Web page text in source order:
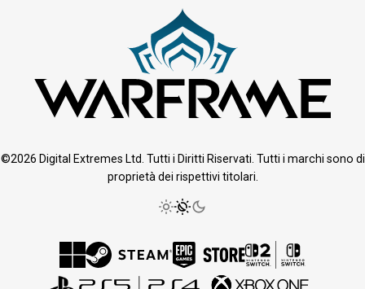
©2026 Digital Extremes Ltd. Tutti i Diritti Riservati. Tutti i marchi sono di
proprietà dei rispettivi titolari.